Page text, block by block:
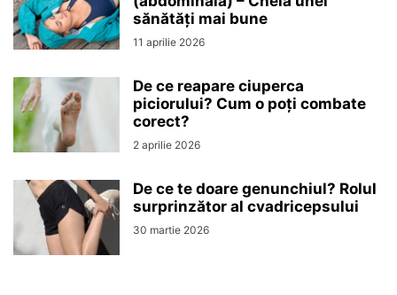
sănătăți mai bune
11 aprilie 2026
De ce reapare ciuperca
piciorului? Cum o poți combate
corect?
2 aprilie 2026
De ce te doare genunchiul? Rolul
surprinzător al cvadricepsului
30 martie 2026